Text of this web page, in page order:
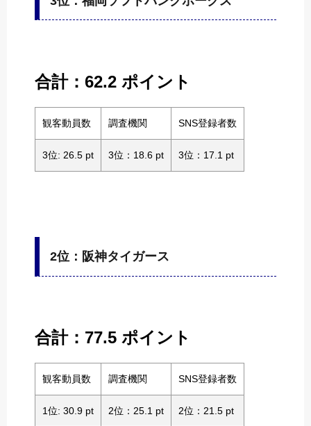
合計：62.2 ポイント
観客動員数 調査機関 SNS登録者数
3位: 26.5 pt 3位：18.6 pt 3位：17.1 pt
2位：阪神タイガース
合計：77.5 ポイント
観客動員数 調査機関 SNS登録者数
1位: 30.9 pt 2位：25.1 pt 2位：21.5 pt